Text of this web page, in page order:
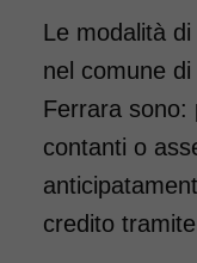
di 7
tutta
COSTO
Le modalità
nel comune
Ferrara sono:
contanti o
credito